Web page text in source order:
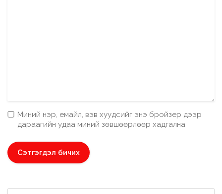
Миний нэр, емайл, вэв хуудсийг энэ бройзер дээр
дараагийн удаа миний зөвшөөрлөөр хадгална